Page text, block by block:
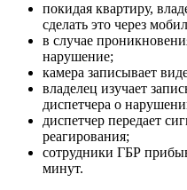
покидая квартиру,
сделать это через
в случае
нарушение;
камера записывает
владелец изучает
диспетчера о
диспетчер передает
реагирования;
сотрудники ГБР
минут.